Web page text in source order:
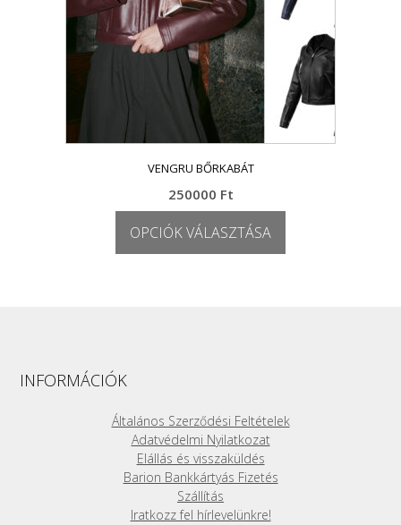
VENGRU BŐRKABÁT
250000 Ft
OPCIÓK VÁLASZTÁSA
a
termékoldalon
választhatók
ki
INFORMÁCIÓK
Általános Szerződési Feltételek
Adatvédelmi Nyilatkozat
Elállás és visszaküldés
Barion Bankkártyás Fizetés
Szállítás
Iratkozz fel hírlevelünkre!